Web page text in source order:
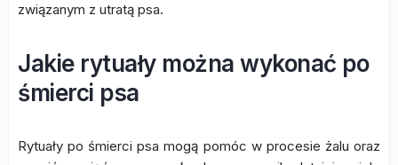
związanym z utratą psa.
Jakie rytuały można wykonać po
śmierci psa
Rytuały po śmierci psa mogą pomóc w procesie żalu oraz